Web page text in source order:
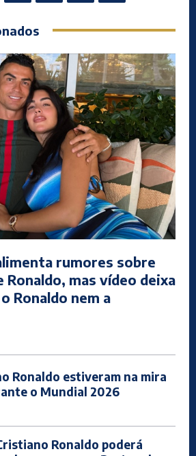
rumores sobre
Ronaldo, mas vídeo deixa
Ronaldo nem a
Ronaldo estiveram na mira
o Mundial 2026
Ronaldo poderá